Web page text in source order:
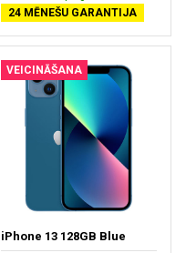
24 MĒNEŠU GARANTIJA
VEICINĀŠANA
iPhone 13 128GB Blue